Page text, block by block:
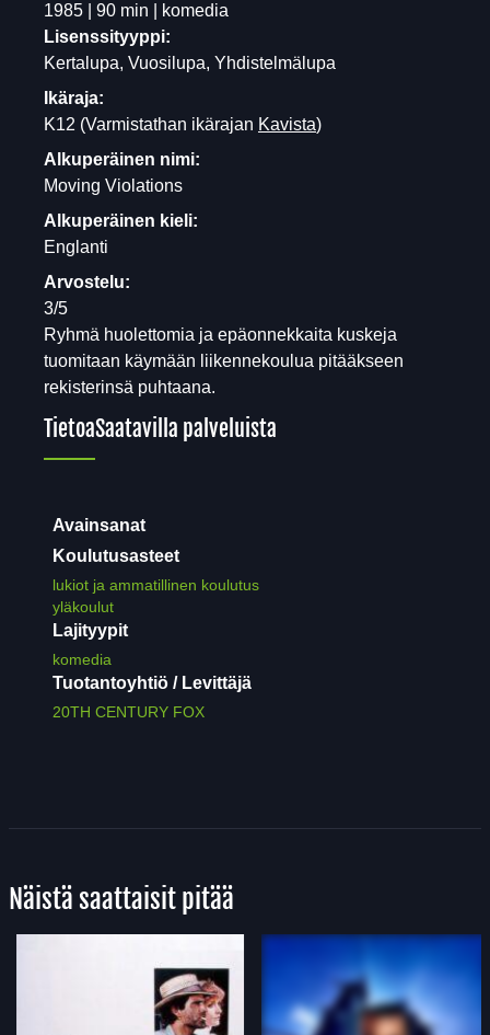
1985 | 90 min | komedia
Lisenssityyppi:
Kertalupa, Vuosilupa, Yhdistelmälupa
Ikäraja:
K12 (Varmistathan ikärajan Kavista)
Alkuperäinen nimi:
Moving Violations
Alkuperäinen kieli:
Englanti
Arvostelu:
3/5
Ryhmä huolettomia ja epäonnekkaita kuskeja
tuomitaan käymään liikennekoulua pitääkseen
rekisterinsä puhtaana.
TietoaSaatavilla palveluista
Avainsanat
Koulutusasteet
lukiot ja ammatillinen koulutus
yläkoulut
Lajityypit
komedia
Tuotantoyhtiö / Levittäjä
20TH CENTURY FOX
Näistä saattaisit pitää